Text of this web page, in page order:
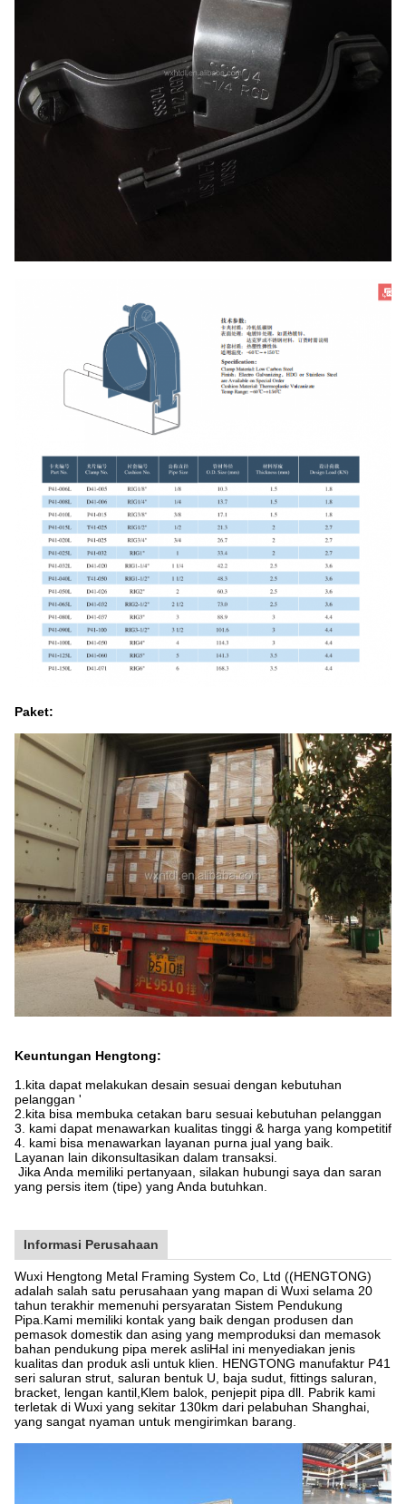
Paket:
Keuntungan Hengtong:
1.kita dapat melakukan desain sesuai dengan kebutuhan
pelanggan '
2.kita bisa membuka cetakan baru sesuai kebutuhan pelanggan
3. kami dapat menawarkan kualitas tinggi & harga yang kompetitif
4. kami bisa menawarkan layanan purna jual yang baik.
Layanan lain dikonsultasikan dalam transaksi.
Jika Anda memiliki pertanyaan, silakan hubungi saya dan saran
yang persis item (tipe) yang Anda butuhkan.
Informasi Perusahaan
Wuxi Hengtong Metal Framing System Co, Ltd ((HENGTONG)
adalah salah satu perusahaan yang mapan di Wuxi selama 20
tahun terakhir memenuhi persyaratan Sistem Pendukung
Pipa.Kami memiliki kontak yang baik dengan produsen dan
pemasok domestik dan asing yang memproduksi dan memasok
bahan pendukung pipa merek asliHal ini menyediakan jenis
kualitas dan produk asli untuk klien. HENGTONG manufaktur P41
seri saluran strut, saluran bentuk U, baja sudut, fittings saluran,
bracket, lengan kantil,Klem balok, penjepit pipa dll. Pabrik kami
terletak di Wuxi yang sekitar 130km dari pelabuhan Shanghai,
yang sangat nyaman untuk mengirimkan barang.